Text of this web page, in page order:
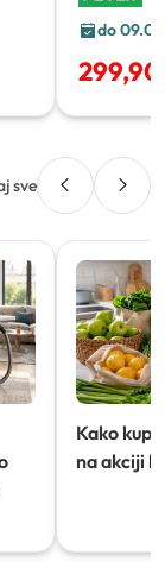
do 09.08
sve
Kako
na akciji